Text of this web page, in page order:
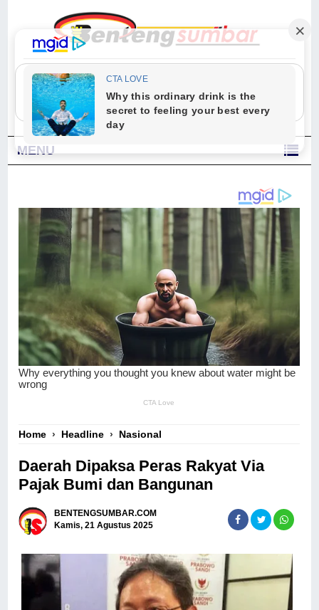
"Sesungguhnya Allah dan para malaikat-Nya berselawat untuk Nabi.
Wahai orang-orang yang beriman, berselawatlah kamu untuk Nabi dan
ucapkanlah salam dengan penuh penghormatan kepadanya." (Qs. Al
Ahzab Ayat 56)
MENU
Home › Headline › Nasional
Daerah Dipaksa Peras Rakyat Via
Pajak Bumi dan Bangunan
BENTENGSUMBAR.COM
Kamis, 21 Agustus 2025